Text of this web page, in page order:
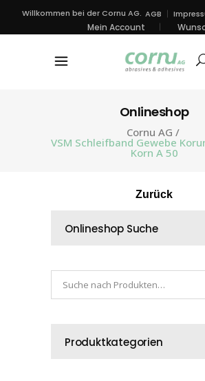
Willkommen bei der Cornu AG. AGB
Mein Account
Onlineshop
Cornu AG /
VSM Schleifband Gewebe
Korn A 50
Zurück
Onlineshop Suche
Produktkategorien